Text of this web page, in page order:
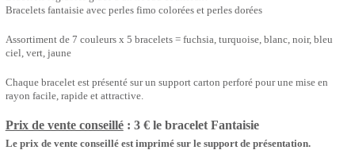
Bracelets fantaisie avec perles fimo colorées et perles dorées
Assortiment de 7 couleurs x 5 bracelets = fuchsia, turquoise, blanc, noir, bleu
ciel, vert, jaune
Chaque bracelet est présenté sur un support carton perforé pour une mise en
rayon facile, rapide et attractive.
Prix de vente conseillé: 3 € le bracelet Fantaisie
Le prix de vente conseillé est imprimé sur le support de présentation.